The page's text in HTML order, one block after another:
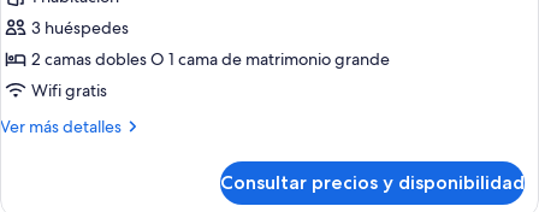
Suite
junior,
frente
mar
3 huéspedes
2 camas dobles O 1 cama de matrimonio grande
Wifi gratis
Ver más detalles
Más
Consultar precios y disponibilidad